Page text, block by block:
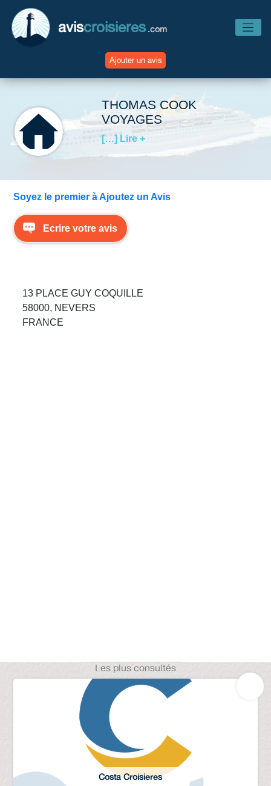
aviscroisieres .com
Ajouter un avis
Accueil
Avis Compagnies
Avis Escales
THOMAS COOK
VOYAGES
[…] Lire +
Soyez le premier à Ajoutez un Avis
Ecrire votre avis
13 PLACE GUY COQUILLE
58000, NEVERS
FRANCE
Les plus consultés
Costa Croisieres